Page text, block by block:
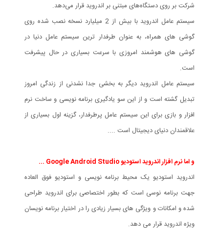
شرکت بر روی دستگاه‌های مبتنی بر اندروید قرار می‌دهد.
سیستم عامل اندروید با بیش از 2 میلیارد نسخه نصب شده روی
گوشی های همراه، به عنوان طرفدار ترین سیستم عامل دنیا در
گوشی های هوشمند امروزی با سرعت بسیاری در حال پیشرفت
است.
سیستم عامل اندروید دیگر به بخشی جدا نشدنی از زندگی امروز
تبدیل گشته است و از این سو یادگیری برنامه نویسی و ساخت نرم
افزار و بازی برای این سیستم عامل پرطرفدار، گزینه اول بسیاری از
علاقمندان دنیای دیجیتال است ....
و اما نرم افزار اندروید استودیو Google Android Studio ...
اندروید استودیو یک محیط برنامه نویسی و استودیو فوق العاده
جهت برنامه نوسی است که بطور اختصاصی برای اندروید طراحی
شده و امکانات و ویژگی های بسیار زیادی را در اختیار برنامه نویسان
ویژه اندروید قرار می دهد.